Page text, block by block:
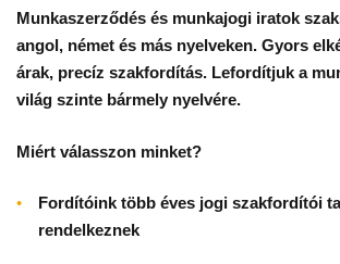
Munkaszerződés
és
munkajogi
iratok
fordítása
Munkaszerződés és munkajogi iratok
angol, német és más nyelveken. Gyors
árak, precíz szakfordítás. Lefordítjuk a
világ szinte bármely nyelvére.
Miért válasszon minket?
Fordítóink több éves jogi szakfordítói
rendelkeznek